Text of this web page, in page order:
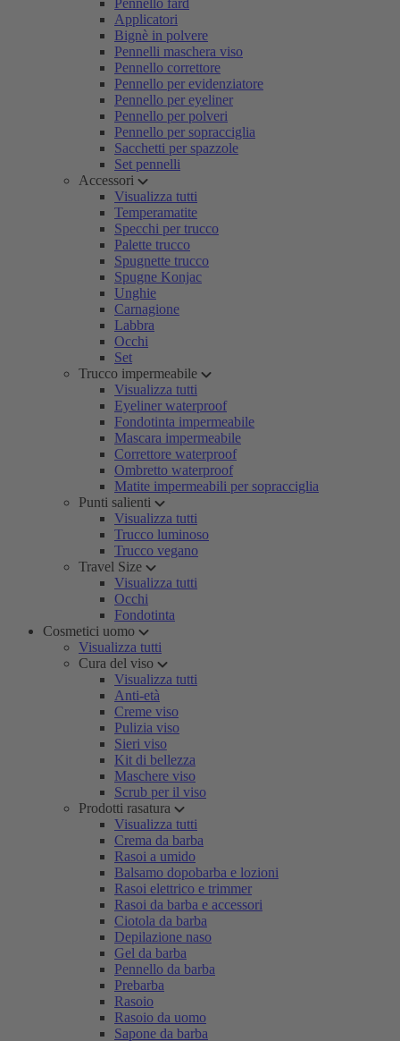
Pennello fard
Applicatori
Bignè in polvere
Pennelli maschera viso
Pennello correttore
Pennello per evidenziatore
Pennello per eyeliner
Pennello per polveri
Pennello per sopracciglia
Sacchetti per spazzole
Set pennelli
Accessori
Visualizza tutti
Temperamatite
Specchi per trucco
Palette trucco
Spugnette trucco
Spugne Konjac
Unghie
Carnagione
Labbra
Occhi
Set
Trucco impermeabile
Visualizza tutti
Eyeliner waterproof
Fondotinta impermeabile
Mascara impermeabile
Correttore waterproof
Ombretto waterproof
Matite impermeabili per sopracciglia
Punti salienti
Visualizza tutti
Trucco luminoso
Trucco vegano
Travel Size
Visualizza tutti
Occhi
Fondotinta
Cosmetici uomo
Visualizza tutti
Cura del viso
Visualizza tutti
Anti-età
Creme viso
Pulizia viso
Sieri viso
Kit di bellezza
Maschere viso
Scrub per il viso
Prodotti rasatura
Visualizza tutti
Crema da barba
Rasoi a umido
Balsamo dopobarba e lozioni
Rasoi elettrico e trimmer
Rasoi da barba e accessori
Ciotola da barba
Depilazione naso
Gel da barba
Pennello da barba
Prebarba
Rasoio
Rasoio da uomo
Sapone da barba